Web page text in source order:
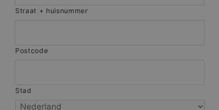
Straat + huisnummer
Postcode
Stad